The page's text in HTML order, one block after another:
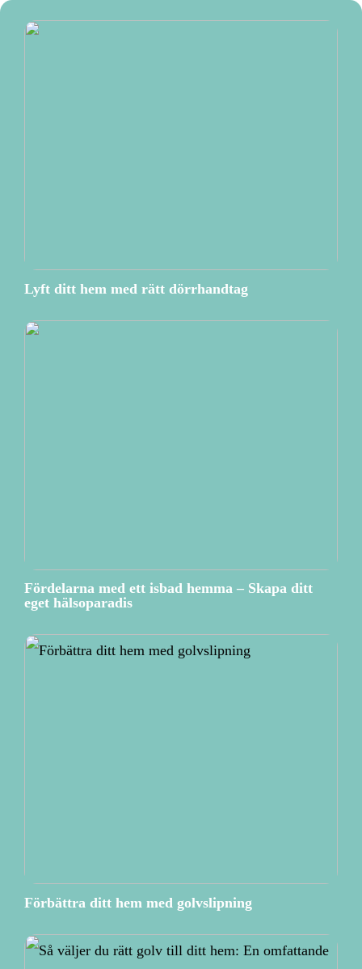
Lyft ditt hem med rätt dörrhandtag
Fördelarna med ett isbad hemma – Skapa ditt
eget hälsoparadis
Förbättra ditt hem med golvslipning